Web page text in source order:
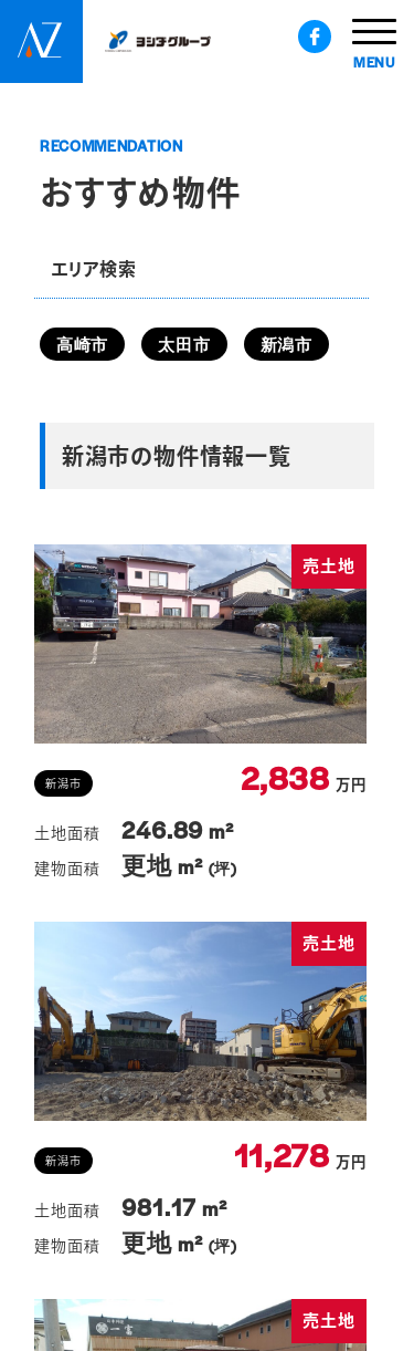
MENU
RECOMMENDATION
おすすめ物件
高崎市 太田市 新潟市
新潟市の物件情報一覧
売土地
新潟市 2,838 万円
246.89 m²
更地 m² (坪)
売土地
新潟市 11,278 万円
981.17 m²
更地 m² (坪)
売土地